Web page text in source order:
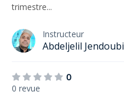
trimestre...
Instructeur
Abdeljelil Jendoubi
0
0 revue